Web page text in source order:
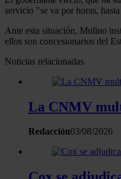
servicio "se va por horas,
Ante esta situación, Mulino
ellos son concesionarios del
Noticias relacionadas
La CNMV
Redacción03/08/2026